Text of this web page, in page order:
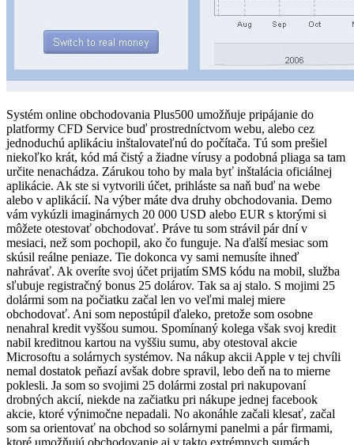
Systém online obchodovania Plus500 umožňuje pripájanie do
platformy CFD Service buď prostredníctvom webu, alebo cez
jednoduchú aplikáciu inštalovateľnú do počítača. Tú som prešiel
niekoľko krát, kód má čistý a žiadne vírusy a podobná pliaga sa tam
určite nenachádza. Zárukou toho by mala byť inštalácia oficiálnej
aplikácie. Ak ste si vytvorili účet, prihláste sa naň buď na webe
alebo v aplikácií. Na výber máte dva druhy obchodovania. Demo
vám vykúzli imaginárnych 20 000 USD alebo EUR s ktorými si
môžete otestovať obchodovať. Práve tu som strávil pár dní v
mesiaci, než som pochopil, ako čo funguje. Na ďalší mesiac som
skúsil reálne peniaze. Tie dokonca vy sami nemusíte ihneď
nahrávať. Ak overíte svoj účet prijatím SMS kódu na mobil, služba
sľubuje registračný bonus 25 dolárov. Tak sa aj stalo. S mojimi 25
dolármi som na počiatku začal len vo veľmi malej miere
obchodovať. Ani som nepostúpil ďaleko, pretože som osobne
nenahral kredit vyššou sumou. Spomínaný kolega však svoj kredit
nabil kreditnou kartou na vyššiu sumu, aby otestoval akcie
Microsoftu a solárnych systémov. Na nákup akcii Apple v tej chvíli
nemal dostatok peňazí avšak dobre spravil, lebo deň na to mierne
poklesli. Ja som so svojimi 25 dolármi zostal pri nakupovaní
drobných akcií, niekde na začiatku pri nákupe jednej facebook
akcie, ktoré výnimočne nepadali. No akonáhle začali klesať, začal
som sa orientovať na obchod so solárnymi panelmi a pár firmami,
ktoré umožňujú obchodovanie aj v takto extrémnych sumách.